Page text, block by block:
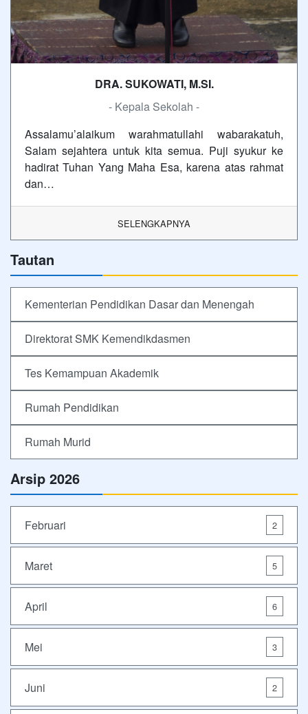
DRA. SUKOWATI, M.SI.
- Kepala Sekolah -
Assalamu’alaikum warahmatullahi wabarakatuh,
Salam sejahtera untuk kita semua. Puji syukur ke
hadirat Tuhan Yang Maha Esa, karena atas rahmat
dan…
SELENGKAPNYA
Tautan
Kementerian Pendidikan Dasar dan Menengah
Direktorat SMK Kemendikdasmen
Tes Kemampuan Akademik
Rumah Pendidikan
Rumah Murid
Arsip 2026
Februari 2
Maret 5
April 6
Mei 3
Juni 2